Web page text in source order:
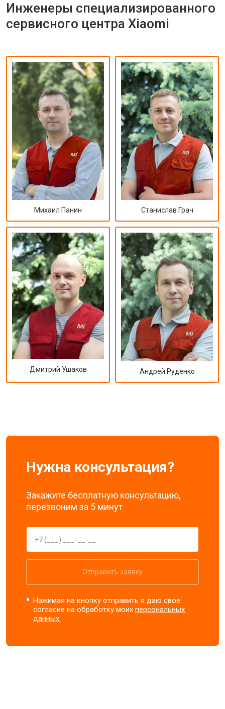
Инженеры специализированного
сервисного центра Xiaomi
Михаил Панин Станислав Грач
Дмитрий Ушаков Андрей Руденко
Нужна консультация?
Закажите бесплатную консультацию,
перезвоним за 5 минут
Отправить заявку
Нажимая на кнопку отправить я даю свое
согласие на обработку моихперсональных
данных.